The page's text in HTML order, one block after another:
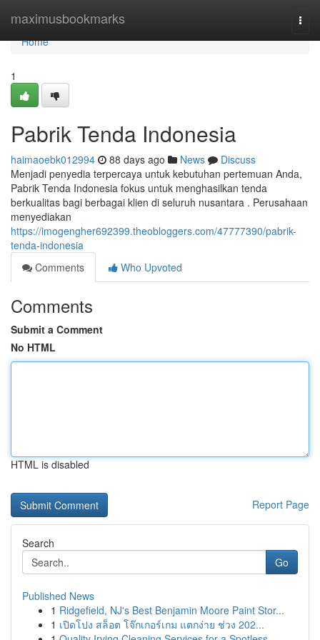
maximusbookmarks
Home
Home
1
Pabrik Tenda Indonesia
haimaoebk012994 88 days ago News
Discuss
Menjadi penyedia terpercaya untuk kebutuhan pertemuan Anda,
Pabrik Tenda Indonesia fokus untuk menghasilkan tenda
berkualitas bagi berbagai klien di seluruh nusantara . Perusahaan
menyediakan
https://imogengher692399.theobloggers.com/47777390/pabrik-
tenda-indonesia
Comments
Who Upvoted
Comments
Submit a Comment
No HTML
HTML is disabled
Report Page
Search
Go
Published News
1 Ridgefield, NJ's Best Benjamin Moore Paint Stor...
1 เปิดโปง สล็อต โจ๊กเกอร์เกม แตกง่าย ช่วง 202...